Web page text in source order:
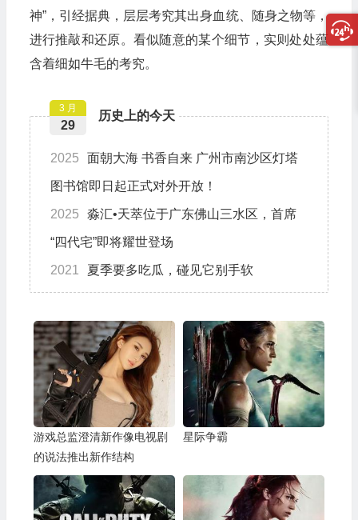
神”，引经据典，层层考究其出身血统、随身之物等，
进行推敲和还原。看似随意的某个细节，实则处处蕴
含着细如牛毛的考究。
历史上的今天
3 月
29
2025 面朝大海 书香自来 广州市南沙区灯塔
图书馆即日起正式对外开放！
2025 淼汇•天萃位于广东佛山三水区，首席
“四代宅”即将耀世登场
2021 夏季要多吃瓜，碰见它别手软
游戏总监澄清新作像电视剧
的说法推出新作结构
星际争霸